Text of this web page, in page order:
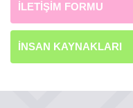
İLETİŞİM FORMU
İNSAN KAYNAKLARI